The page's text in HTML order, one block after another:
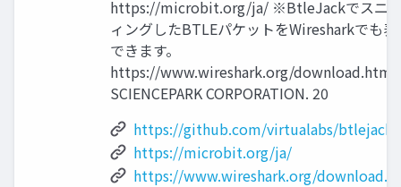
https://microbit.org/ja/ ※BtleJackでスニ
ィングしたBTLEパケットをWiresharkでも
できます。
https://www.wireshark.org/
SCIENCEPARK CORPORATION. 20
https://github.com/virtualabs/btlejack
https://microbit.org/ja/
https://www.wireshark.org/